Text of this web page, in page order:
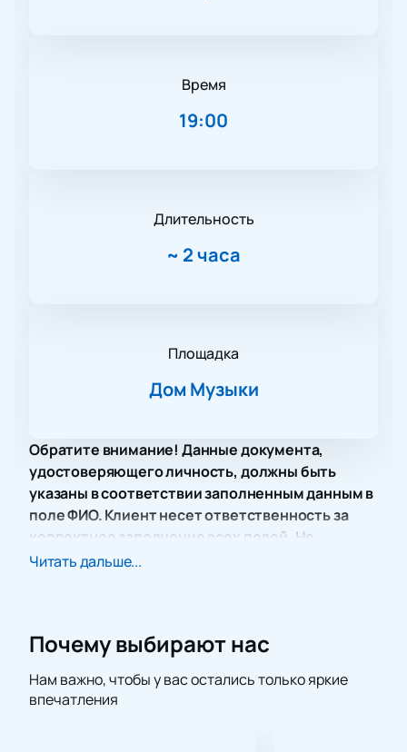
Время
19:00
Длительность
~ 2 часа
Площадка
Дом Музыки
Обратите внимание! Данные документа,
удостоверяющего личность, должны быть
указаны в соответствии заполненным данным в
поле ФИО. Клиент несет ответственность за
корректное заполнение всех полей. Не
забудьте взять документ с собой!
возможность насладиться живым исполнением
концерта прозвучат известные композиции Боба
Дилана, Average White Band, Tedeschi Trucks Band и
Читать дальше...
Почему выбирают нас
Нам важно, чтобы у вас остались только яркие
впечатления